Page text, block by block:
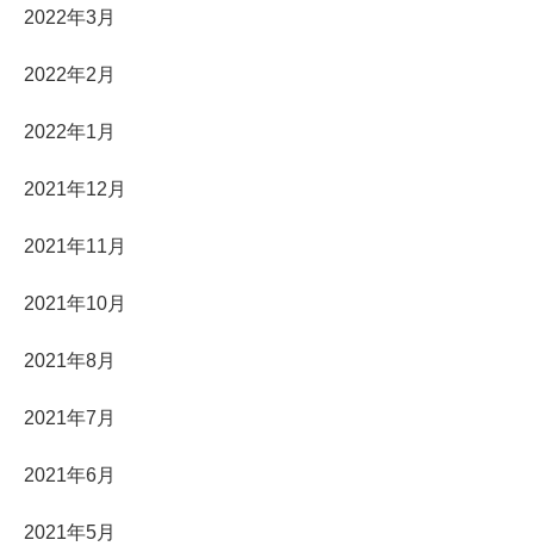
2022年3月
2022年2月
2022年1月
2021年12月
2021年11月
2021年10月
2021年8月
2021年7月
2021年6月
2021年5月